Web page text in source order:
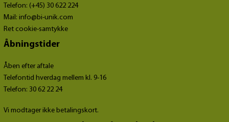
Telefon: (+45) 30 622 224
Mail: info@bi-unik.com
Ret cookie-samtykke
Åbningstider
Åben efter aftale
Telefontid hverdag mellem kl. 9-16
Telefon: 30 62 22 24
Vi modtager ikke betalingskort.